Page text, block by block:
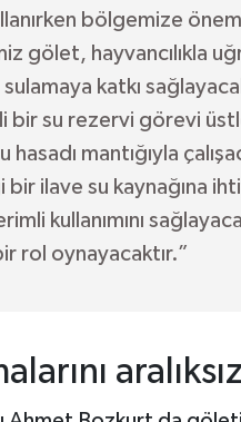
bölgemize
gölet, hayvancılıkla
katkı
bir su rezervi görevi
mantığıyla
ilave su kaynağına
kullanımını
rol oynayacaktır.”